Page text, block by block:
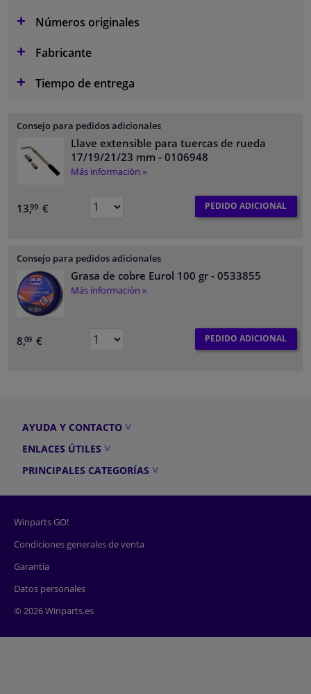
Números originales
Fabricante
Tiempo de entrega
Consejo para pedidos adicionales
Llave extensible para tuercas de rueda
17/19/21/23 mm - 0106948
Más información »
13,99 € PEDIDO ADICIONAL
Consejo para pedidos adicionales
Grasa de cobre Eurol 100 gr - 0533855
Más información »
8,09 € PEDIDO ADICIONAL
AYUDA Y CONTACTO
ENLACES ÚTILES
PRINCIPALES CATEGORÍAS
Winparts GO!
Condiciones generales de venta
Garantía
Datos personales
© 2026 Winparts.es